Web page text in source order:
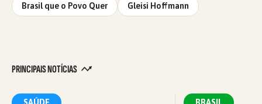
Brasil que o Povo Quer Gleisi Hoffmann
PRINCIPAIS NOTÍCIAS